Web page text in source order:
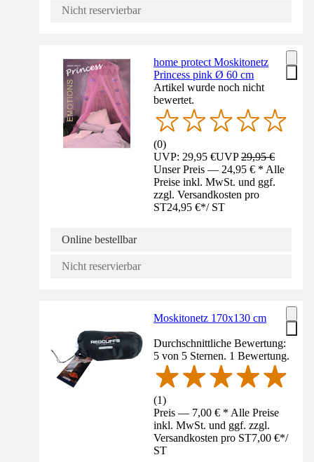
Nicht reservierbar
home protect Moskitonetz
Princess pink Ø 60 cm
Artikel wurde noch nicht
bewertet.
(0)
UVP: 29,95 €UVP29,95 €
Unser Preis — 24,95 € * Alle
Preise inkl. MwSt. und ggf.
zzgl. Versandkosten pro
ST24,95 €*/ ST
Online bestellbar
Nicht reservierbar
Moskitonetz 170x130 cm
Durchschnittliche Bewertung:
5 von 5 Sternen. 1 Bewertung.
(1)
Preis — 7,00 € * Alle Preise
inkl. MwSt. und ggf. zzgl.
Versandkosten pro ST7,00 €*/
ST